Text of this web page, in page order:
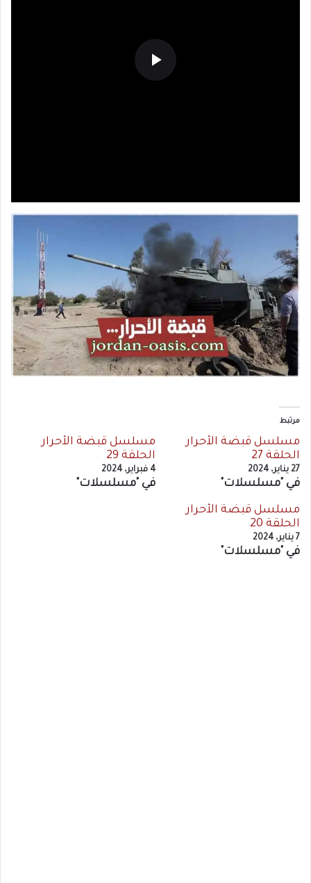
مرتبط
مسلسل قبضة الأحرار
الحلقة 27
27 يناير، 2024
في "مسلسلات"
مسلسل قبضة الأحرار
الحلقة 29
4 فبراير، 2024
في "مسلسلات"
مسلسل قبضة الأحرار
الحلقة 20
7 يناير، 2024
في "مسلسلات"